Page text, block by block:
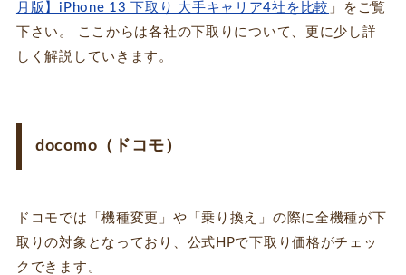
月版】iPhone 13 下取り 大手キャリア4社を比較 」をご覧
下さい。 ここからは各社の下取りについて、更に少し詳
しく解説していきます。
docomo（ドコモ）
ドコモでは「機種変更」や「乗り換え」の際に全機種が下
取りの対象となっており、公式HPで下取り価格がチェッ
クできます。